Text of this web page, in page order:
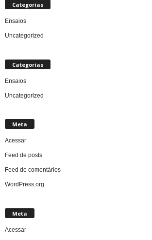
Categorias
Ensaios
Uncategorized
Categorias
Ensaios
Uncategorized
Meta
Acessar
Feed de posts
Feed de comentários
WordPress.org
Meta
Acessar